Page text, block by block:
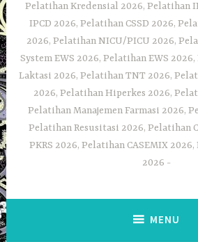
Pelatihan Kredensial 2026, Pelatihan
IPCD 2026, Pelatihan CSSD 2026,
2026, Pelatihan NICU/PICU 2026,
System EWS 2026, Pelatihan EWS
Laktasi 2026, Pelatihan TNT 2026,
2026, Pelatihan Hiperkes 2026,
Pelatihan Manajemen Farmasi 2026,
Pelatihan Resusitasi 2026, Pelatihan
PKRS 2026, Pelatihan CASEMIX
2026
MENU